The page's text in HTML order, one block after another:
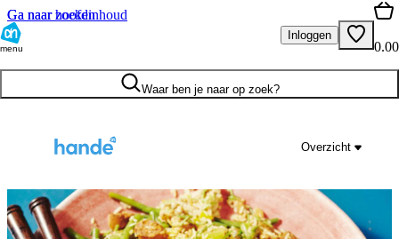
Ga naar hoofdinhoud
Ga naar zoeken
menu
Inloggen
0.00
Waar ben je naar op zoek?
Overzicht